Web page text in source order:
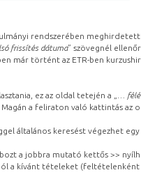
rendszerében
frissítés dátuma” szövegnél
már történt az ETR-ben
ez az oldal tetején a „
…
a feliraton való kattintás az
általános keresést végezhet
a jobbra mutató kettős >>
a kívánt tételeket (feltételenként